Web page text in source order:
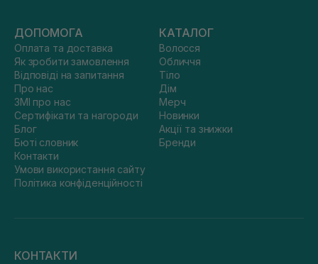
ДОПОМОГА
Оплата та доставка
Як зробити замовлення
Відповіді на запитання
Про нас
ЗМІ про нас
Сертифікати та нагороди
Блог
Бюті словник
Контакти
Умови використання сайту
Політика конфіденційності
КАТАЛОГ
Волосся
Обличчя
Тіло
Дім
Мерч
Новинки
Акції та знижки
Бренди
КОНТАКТИ